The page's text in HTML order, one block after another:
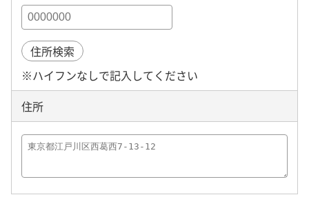
住所検索
※ハイフンなしで記入してください
住所